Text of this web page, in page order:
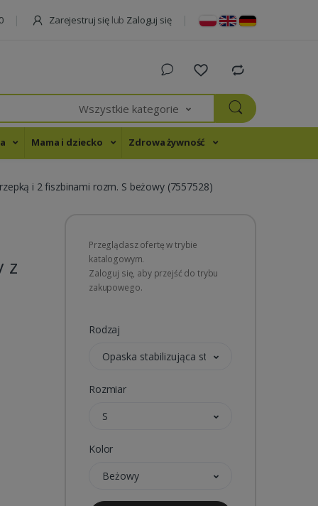
Zarejestruj się lub Zaloguj się
Wszystkie kategorie
Mama i dziecko Zdrowa żywność
i 2 fiszbinami rozm. S beżowy (7557528)
z
Przeglądasz ofertę w trybie
katalogowym.
Zaloguj się, aby przejść do trybu
zakupowego.
Rodzaj
Opaska stabilizująca staw kolanowy
Rozmiar
S
Kolor
Beżowy